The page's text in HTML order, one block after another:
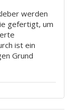
werden
gefertigt, um
ist ein
Grund